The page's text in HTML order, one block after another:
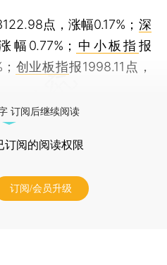
点，涨幅0.17%； 深
幅0.77%； 中小板指 报
创业板指报1998.11点，
订阅后继续阅读
订阅的阅读权限
订阅/会员升级